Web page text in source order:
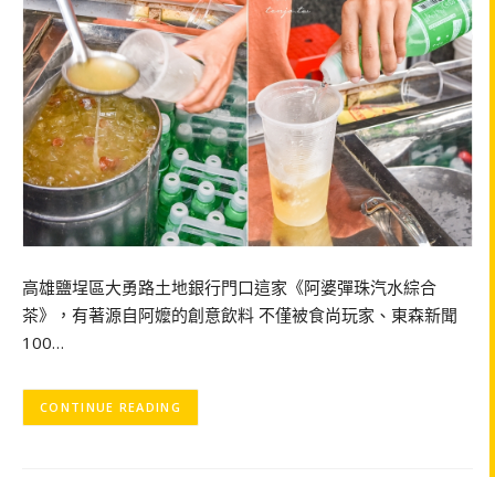
高雄鹽埕區大勇路土地銀行門口這家《阿婆彈珠汽水綜合
茶》，有著源自阿嬤的創意飲料 不僅被食尚玩家、東森新聞
100…
CONTINUE READING